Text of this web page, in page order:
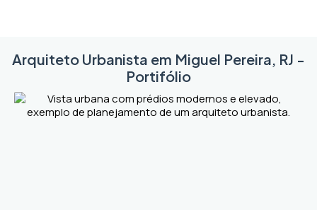
Arquiteto Urbanista em Miguel Pereira, RJ -
Portifólio